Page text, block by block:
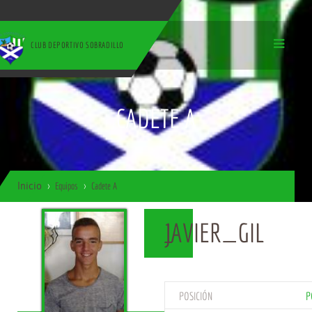
CLUB DEPORTIVO SOBRADILLO
CADETE A
Inicio Equipos Cadete A
1
JAVIER_GIL
POSICIÓN